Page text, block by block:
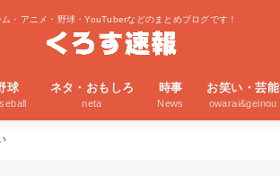
ム・アニメ・野球・YouTuberなどのまとめブログです！
球 ネタ・おもしろ
neta
時事
News
お笑い・芸能
owarai&geinou